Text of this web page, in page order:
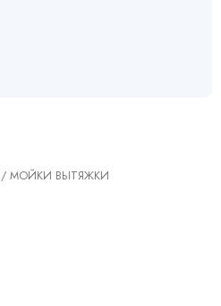
/ МОЙКИ ВЫТЯЖКИ